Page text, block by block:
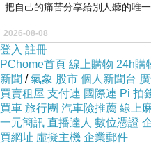
把自己的痛苦分享給別人聽的唯
2026-08-08
登入 註冊
PChome首頁 線上購物 24h購
新聞 /氣象 股市 個人新聞台
買賣租屋 支付連 國際連 Pi 拍
買車 旅行團 汽車險推薦 線上
一元簡訊 直播達人 數位憑證
買網址 虛擬主機 企業郵件